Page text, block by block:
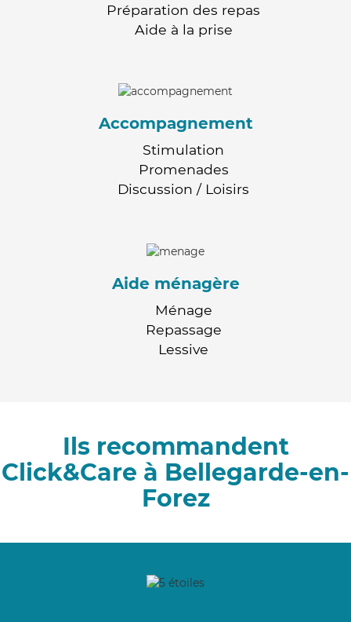
Préparation des repas
Aide à la prise
Accompagnement
Stimulation
Promenades
Discussion / Loisirs
Aide ménagère
Ménage
Repassage
Lessive
Ils recommandent
Click&Care à Bellegarde-en-
Forez